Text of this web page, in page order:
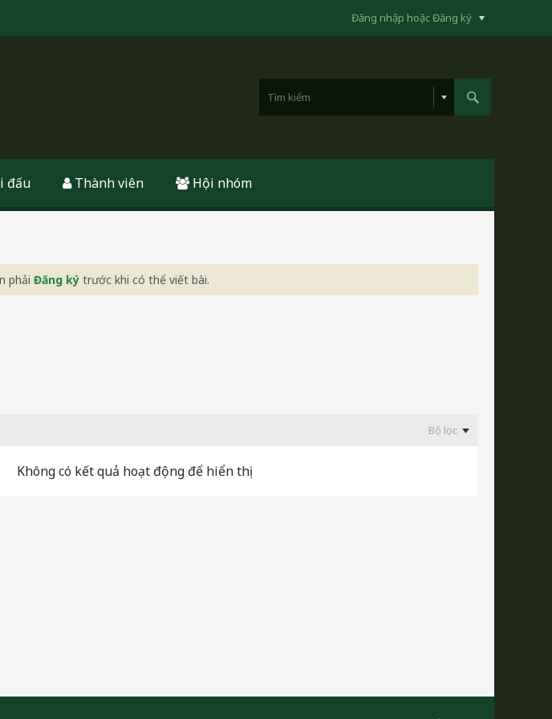
Đăng nhập hoặc Đăng ký
đấu Thành viên Hội nhóm
phải Đăng ký trước khi có thể viết bài.
Bộ lọc
Không có kết quả hoạt động để hiển thị